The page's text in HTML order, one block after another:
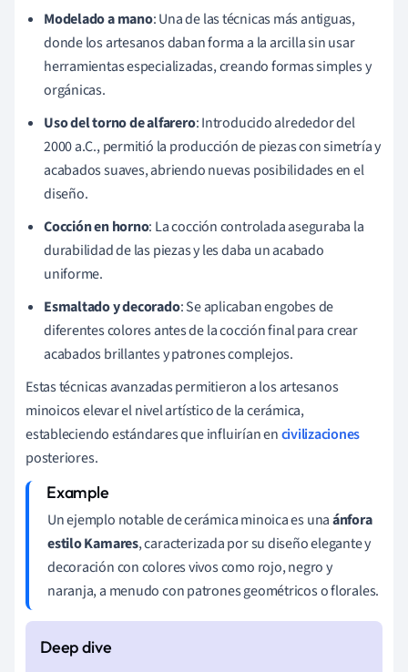
Modelado a mano: Una de las técnicas más antiguas,
donde los artesanos daban forma a la arcilla sin usar
herramientas especializadas, creando formas simples y
orgánicas.
Uso del torno de alfarero: Introducido alrededor del
2000 a.C., permitió la producción de piezas con simetría y
acabados suaves, abriendo nuevas posibilidades en el
diseño.
Cocción en horno: La cocción controlada aseguraba la
durabilidad de las piezas y les daba un acabado
uniforme.
Esmaltado y decorado: Se aplicaban engobes de
diferentes colores antes de la cocción final para crear
acabados brillantes y patrones complejos.
Estas técnicas avanzadas permitieron a los artesanos
minoicos elevar el nivel artístico de la cerámica,
estableciendo estándares que influirían encivilizaciones
posteriores.
Un ejemplo notable de cerámica minoica es unaánfora
estilo Kamares, caracterizada por su diseño elegante y
decoración con colores vivos como rojo, negro y
naranja, a menudo con patrones geométricos o florales.